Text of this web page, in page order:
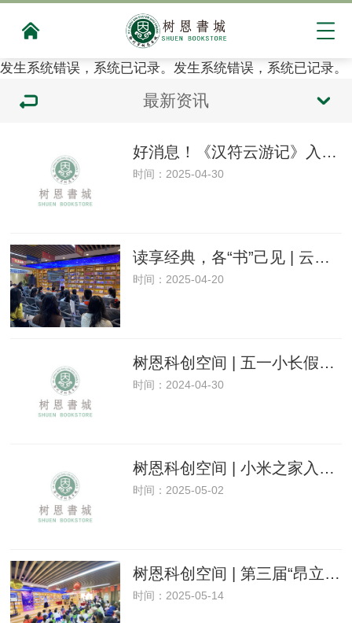
发生系统错误，系统已记录。发生系统错误，系统已记录。
最新资讯
好消息！《汉符云游记》入驻树恩书城啦！
时间：2025-04-30
读享经典，各“书”己见 | 云龙区“小小讲书人”活动复赛举办
时间：2025-04-20
树恩科创空间 | 五一小长假，一大波福利活动来袭
时间：2024-04-30
树恩科创空间 | 小米之家入驻，任意消费送黄金贴！
时间：2025-05-02
树恩科创空间 | 第三届“昂立”杯少儿英语挑战赛
时间：2025-05-14